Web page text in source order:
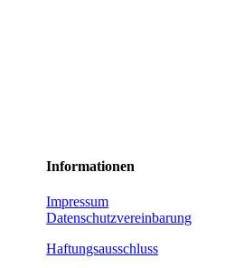
Informationen
Impressum
Datenschutzvereinbarung
Haftungsausschluss